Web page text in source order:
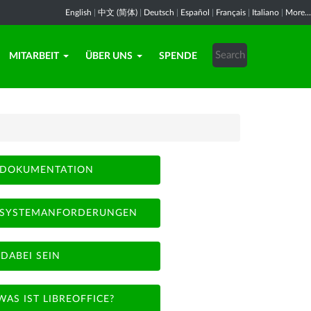
English 中文 (简体) Deutsch Español Français Italiano More...
MITARBEIT ÜBER UNS SPENDE
DOKUMENTATION
SYSTEMANFORDERUNGEN
DABEI SEIN
IST LIBREOFFICE?